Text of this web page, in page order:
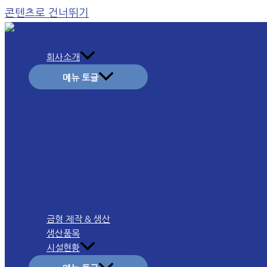
콘텐츠로 건너뛰기
회사소개
메뉴 토글
금형 제작 & 생산
생산품목
시설현황